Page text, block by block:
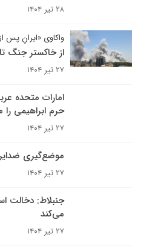
۲۸ تیر ۱۴۰۴
واکاوی «ایرانِ پس از جنگ
از خاکستر جنگ
۲۷ تیر ۱۴۰۴
امارات متحده
حرم ابراهیمی
۲۷ تیر ۱۴۰۴
موضع‌گیری
۲۷ تیر ۱۴۰۴
جنبلاط: دخالت
می‌کند
۲۷ تیر ۱۴۰۴